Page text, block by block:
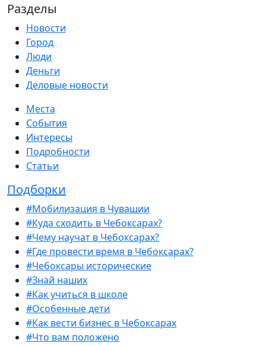
Разделы
Новости
Город
Люди
Деньги
Деловые новости
Места
События
Интересы
Подробности
Статьи
Подборки
#Мобилизация в Чувашии
#Куда сходить в Чебоксарах?
#Чему научат в Чебоксарах?
#Где провести время в Чебоксарах?
#Чебоксары исторические
#Знай наших
#Как учиться в школе
#Особенные дети
#Как вести бизнес в Чебоксарах
#Что вам положено